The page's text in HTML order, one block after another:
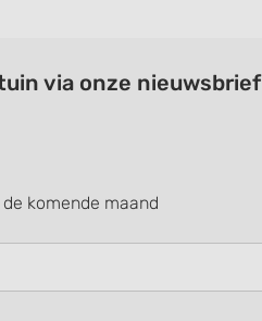
via onze nieuwsbrief
komende maand